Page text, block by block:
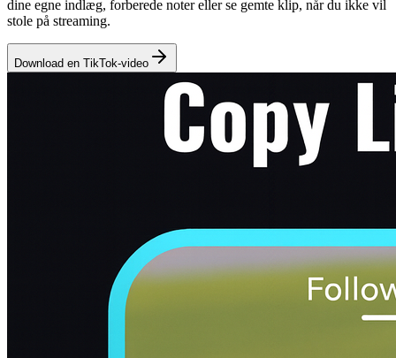
dine egne indlæg, forberede noter eller se gemte klip, når du ikke vil
stole på streaming.
Download en TikTok-video